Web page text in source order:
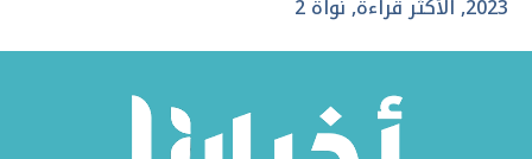
تويترالفيسبوك 2023
,الأكثر قراءة,نواة 2